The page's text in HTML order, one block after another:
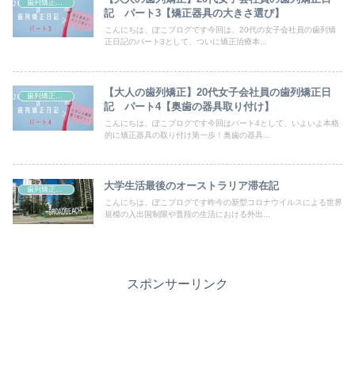
歯列矯正＆美容
記 パート3【矯正器具の大きさ選び】
こんにちは、ぽこブログです今回は、20代の女子会社員の歯列矯
正日記のパート3として、ついに矯正治療本...
歯列矯正＆美容
【大人の歯列矯正】20代女子会社員の歯列矯正日
記 パート4【奥歯の器具取り付け】
こんにちは、ぽこブログです今回はパート4として、いよいよ本格
的に矯正器具の取り付け第一歩！奥歯の器具...
歯列矯正＆美容 大学生活最後のオーストラリア滞在記
こんにちは、ぽこブログです昨今の新型コロナウイルスによる世界
規模の入出国制限や普段の生活における外出...
スポンサーリンク